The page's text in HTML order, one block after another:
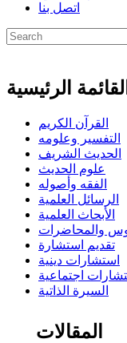
اتصل بنا
القائمة الرئيسية
القرآن الكريم
التفسير وعلومه
الحديث الشريف
علوم الحديث
الفقه وأصوله
الرسائل العلمية
الأبحاث العلمية
والمحاضرات
تقديم استشارة
استشارات دينية
اجتماعية
السيرة الذاتية
المقالات